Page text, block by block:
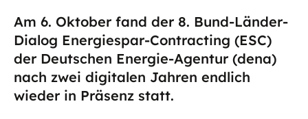
Am 6. Oktober fand der 8. Bund-Länder-
Dialog Energiespar-Contracting (ESC)
der Deutschen Energie-Agentur (dena)
nach zwei digitalen Jahren endlich
wieder in Präsenz statt.